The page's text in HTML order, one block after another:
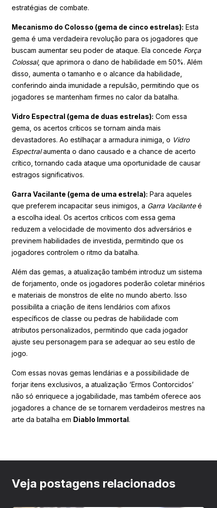
estratégias de combate.
Mecanismo do Colosso (gema de cinco estrelas): Esta
gema é uma verdadeira revolução para os jogadores que
buscam aumentar seu poder de ataque. Ela concede Força
Colossal, que aprimora o dano de habilidade em 50%. Além
disso, aumenta o tamanho e o alcance da habilidade,
conferindo ainda imunidade a repulsão, permitindo que os
jogadores se mantenham firmes no calor da batalha.
Vidro Espectral (gema de duas estrelas): Com essa
gema, os acertos críticos se tornam ainda mais
devastadores. Ao estilhaçar a armadura inimiga, o Vidro
Espectralaumenta o dano causado e a chance de acerto
crítico, tornando cada ataque uma oportunidade de causar
estragos significativos.
Garra Vacilante (gema de uma estrela): Para aqueles
que preferem incapacitar seus inimigos, a Garra Vacilanteé
a escolha ideal. Os acertos críticos com essa gema
reduzem a velocidade de movimento dos adversários e
previnem habilidades de investida, permitindo que os
jogadores controlem o ritmo da batalha.
Além das gemas, a atualização também introduz um sistema
de forjamento, onde os jogadores poderão coletar minérios
e materiais de monstros de elite no mundo aberto. Isso
possibilita a criação de itens lendários com afixos
específicos de classe ou pedras de habilidade com
atributos personalizados, permitindo que cada jogador
ajuste seu personagem para se adequar ao seu estilo de
jogo.
Com essas novas gemas lendárias e a possibilidade de
forjar itens exclusivos, a atualização ‘Ermos Contorcidos’
não só enriquece a jogabilidade, mas também oferece aos
jogadores a chance de se tornarem verdadeiros mestres na
arte da batalha em Diablo Immortal.
Veja postagens relacionados